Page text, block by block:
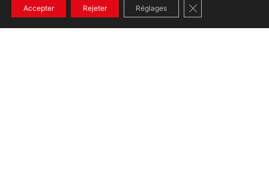
+33232654536 CONTACT
Accepter Rejeter Réglages Fermer la bannière